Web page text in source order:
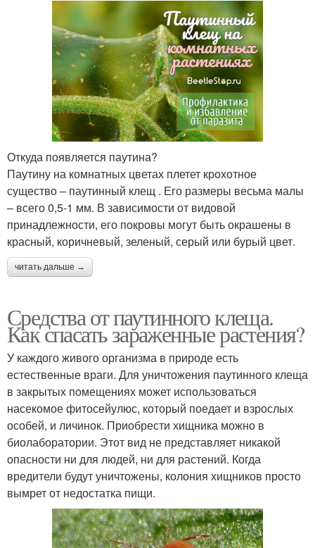
Откуда появляется паутина?
Паутину на комнатных цветах плетет крохотное
существо – паутинный клещ . Его размеры весьма малы
– всего 0,5-1 мм. В зависимости от видовой
принадлежности, его покровы могут быть окрашены в
красный, коричневый, зеленый, серый или бурый цвет.
читать дальше →
Средства от паутинного клеща.
Как спасать зараженные растения?
У каждого живого организма в природе есть
естественные враги. Для уничтожения паутинного клеща
в закрытых помещениях может использоваться
насекомое фитосейулюс, который поедает и взрослых
особей, и личинок. Приобрести хищника можно в
биолаборатории. Этот вид не представляет никакой
опасности ни для людей, ни для растений. Когда
вредители будут уничтожены, колония хищников просто
вымрет от недостатка пищи.